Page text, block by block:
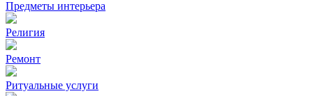
Предметы интерьера
Религия
Ремонт
Ритуальные услуги